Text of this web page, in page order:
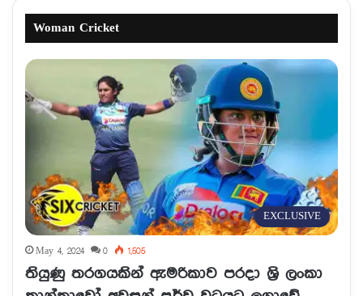
Woman Cricket
EXCLUSIVE
May 4, 2024 0 1,505
තියුණු තරගයකින් ඇමරිකාව පරදා ශ්‍රි ලංකා